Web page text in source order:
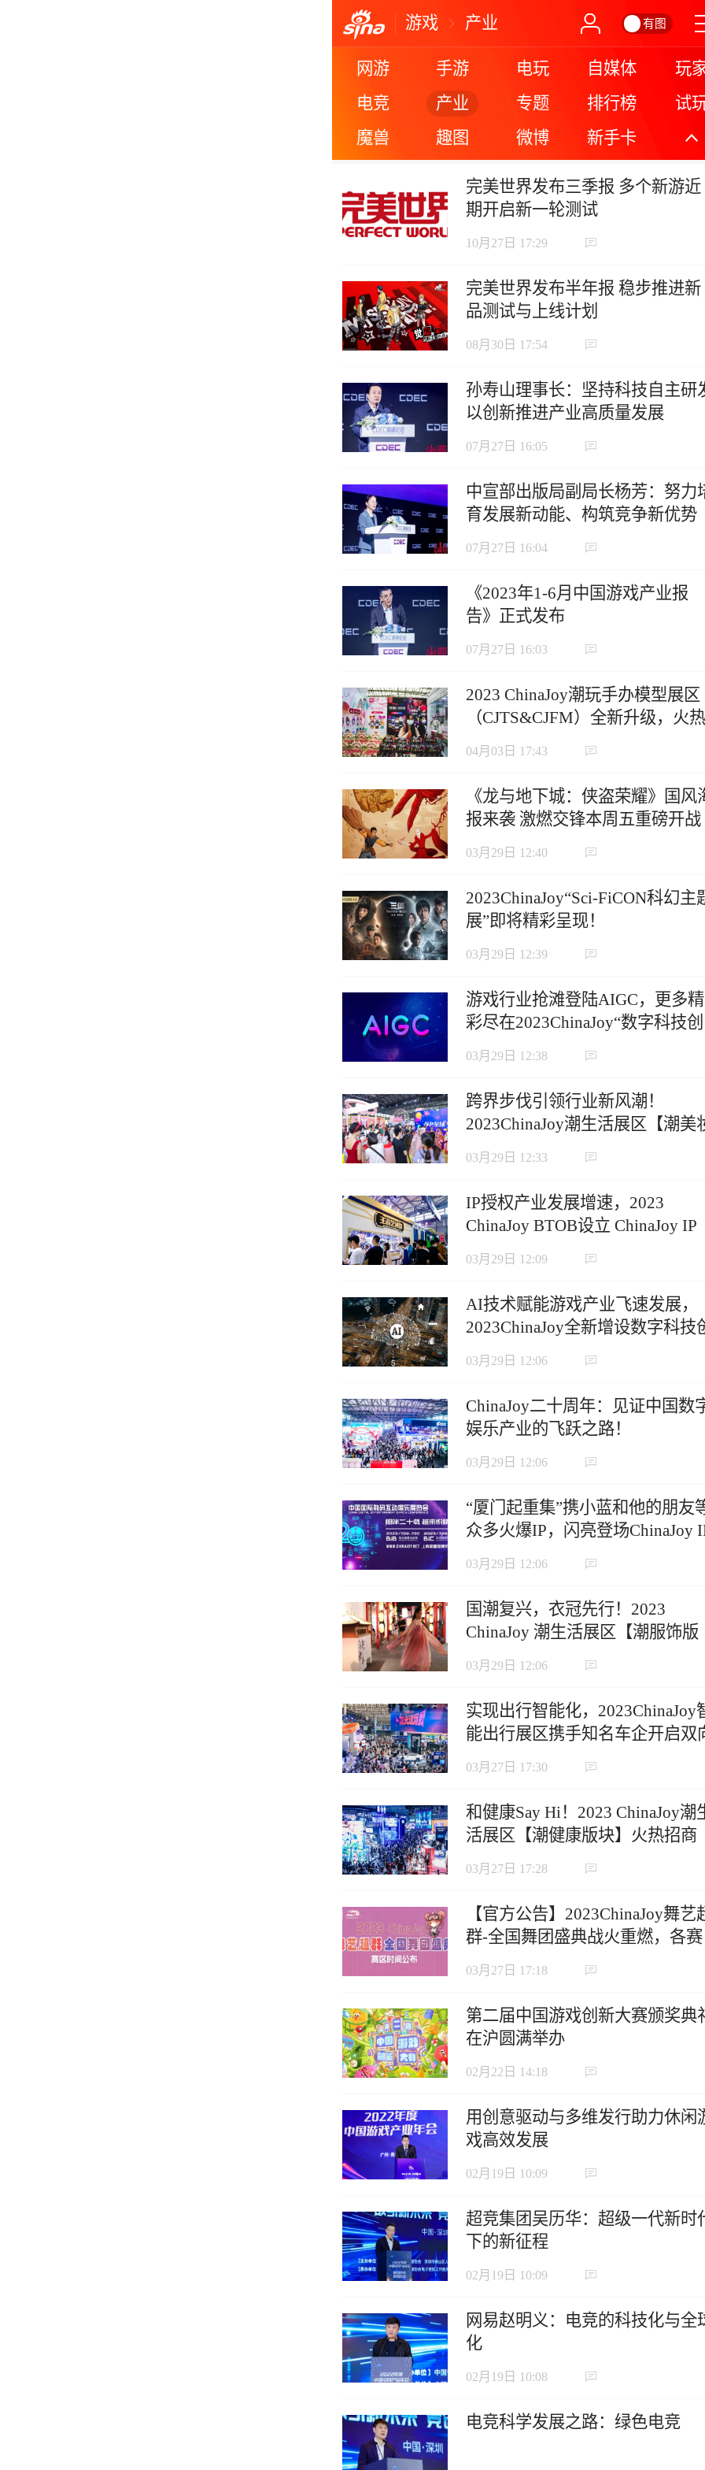
游戏 产业 有图
网游 手游 电玩 自媒体
玩
电竞
产业 专题 排行榜
试
魔兽
趣图 微博 新手卡 更
完美世界发布三季报 多个新游近
期开启新一轮测试
10月27日 17:29
完美世界发布半年报 稳步推进新
品测试与上线计划
08月30日 17:54
孙寿山理事长：坚持科技自主研
以创新推进产业高质量发展
07月27日 16:05
中宣部出版局副局长杨芳：努力
育发展新动能、构筑竞争新优势
07月27日 16:04
《2023年1-6月中国游戏产业报
告》正式发布
07月27日 16:03
2023 ChinaJoy潮玩手办模型展区
（CJTS&CJFM）全新升级，火热
招商中！
04月03日 17:43
《龙与地下城：侠盗荣耀》国风
报来袭 激燃交锋本周五重磅开战
03月29日 12:40
2023ChinaJoy“Sci-FiCON科幻主
展”即将精彩呈现！
03月29日 12:39
游戏行业抢滩登陆AIGC，更多精
彩尽在2023ChinaJoy“数字科技创
新主题展区”！
03月29日 12:38
跨界步伐引领行业新风潮！
2023ChinaJoy潮生活展区【潮美
版块】火热招商中！
03月29日 12:33
IP授权产业发展增速，2023
ChinaJoy BTOB设立 ChinaJoy IP
授权展区
03月29日 12:09
AI技术赋能游戏产业飞速发展，
2023ChinaJoy全新增设数字科技
新主题展区！
03月29日 12:06
ChinaJoy二十周年：见证中国数
娱乐产业的飞跃之路！
03月29日 12:06
“厦门起重集”携小蓝和他的朋友
众多火爆IP，闪亮登场ChinaJoy
授权展区
03月29日 12:06
国潮复兴，衣冠先行！2023
ChinaJoy 潮生活展区【潮服饰版
块】火热招商中！
03月29日 12:06
实现出行智能化，2023ChinaJoy
能出行展区携手知名车企开启双
奔赴模式
03月27日 17:30
和健康Say Hi！2023 ChinaJoy潮
活展区【潮健康版块】火热招商
中！
03月27日 17:28
【官方公告】2023ChinaJoy舞艺
群-全国舞团盛典战火重燃，各赛
区时间公布！
03月27日 17:18
第二届中国游戏创新大赛颁奖典
在沪圆满举办
02月22日 14:18
用创意驱动与多维发行助力休闲
戏高效发展
02月19日 10:09
超竞集团吴历华：超级一代新时
下的新征程
02月19日 10:09
网易赵明义：电竞的科技化与全
化
02月19日 10:08
电竞科学发展之路：绿色电竞